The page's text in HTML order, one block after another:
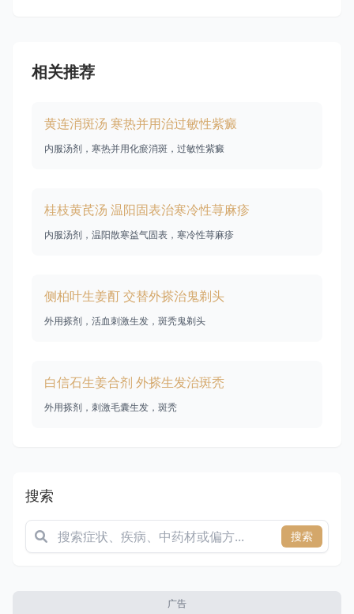
相关推荐
黄连消斑汤 寒热并用治过敏性紫癜
内服汤剂，寒热并用化瘀消斑，过敏性紫癜
桂枝黄芪汤 温阳固表治寒冷性荨麻疹
内服汤剂，温阳散寒益气固表，寒冷性荨麻疹
侧柏叶生姜酊 交替外搽治鬼剃头
外用搽剂，活血刺激生发，斑秃鬼剃头
白信石生姜合剂 外搽生发治斑秃
外用搽剂，刺激毛囊生发，斑秃
搜索
搜索
广告